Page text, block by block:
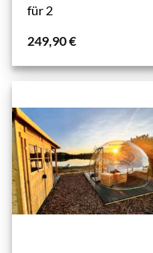
für 2
249,90€